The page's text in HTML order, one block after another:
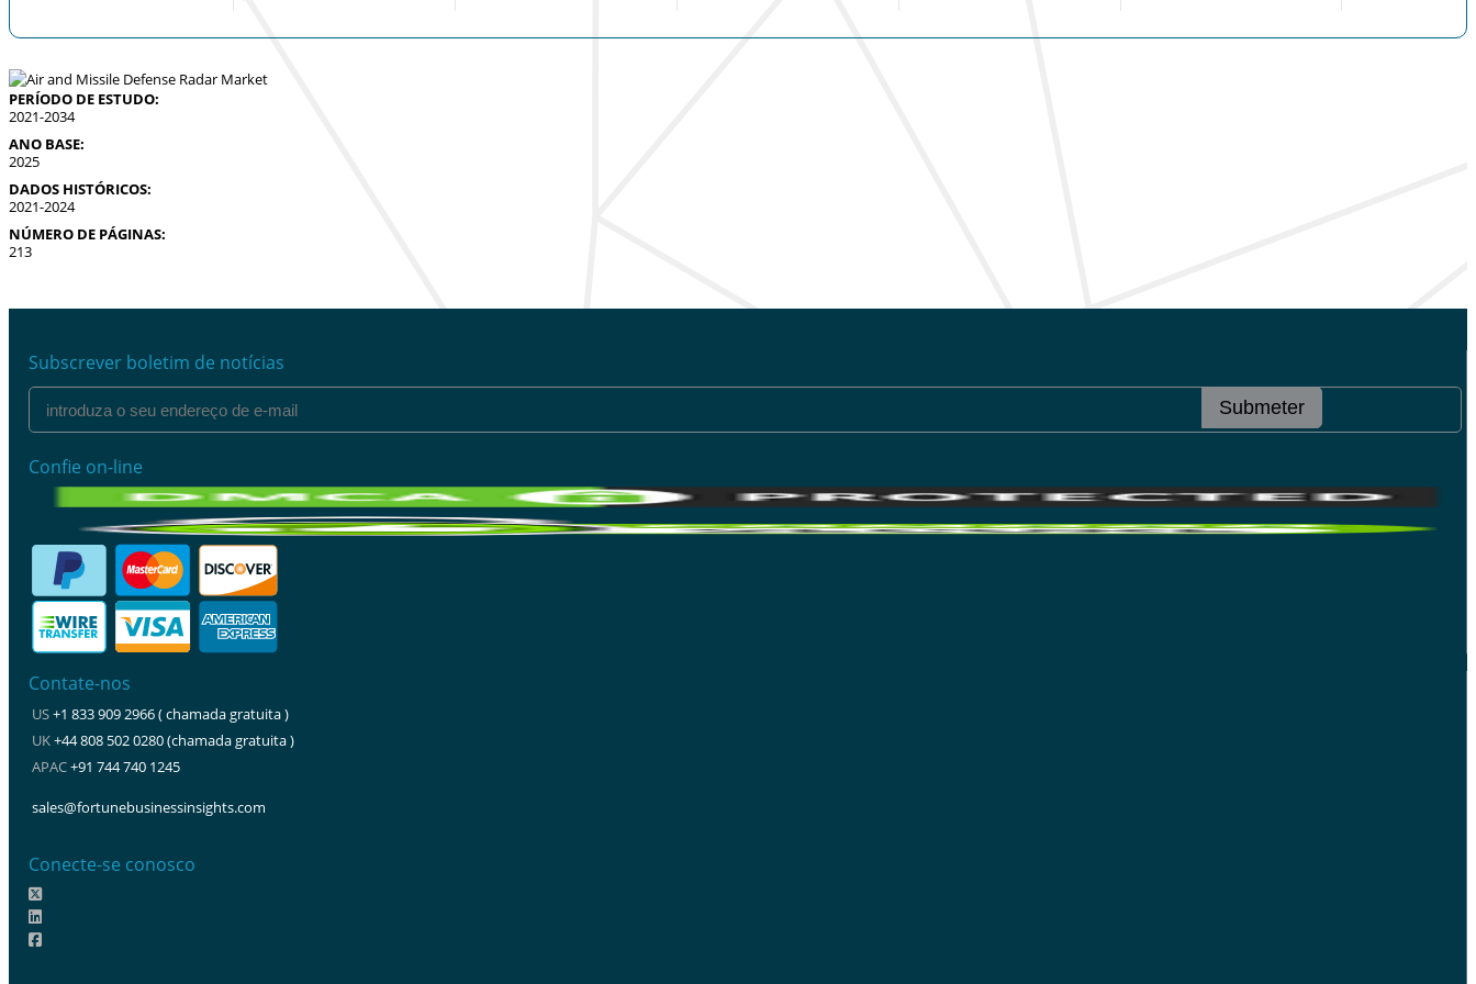
PERÍODO DE ESTUDO:
2021-2034
ANO BASE:
2025
DADOS HISTÓRICOS:
2021-2024
NÚMERO DE PÁGINAS:
213
Subscrever boletim de notícias
Submeter
Confie on-line
Contate-nos
US+1 833 909 2966 ( chamada gratuita )
UK+44 808 502 0280 (chamada gratuita )
APAC+91 744 740 1245
sales@fortunebusinessinsights.com
Conecte-se conosco